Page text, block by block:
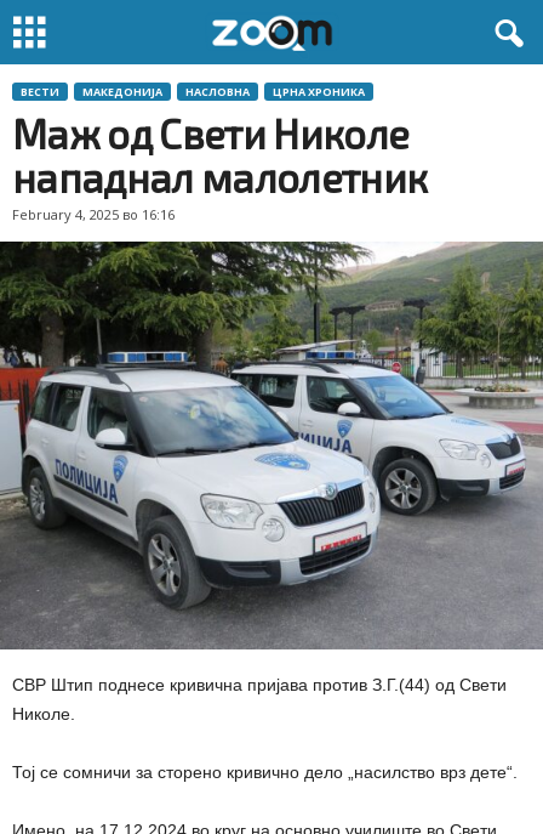
ВЕСТИ МАКЕДОНИЈА НАСЛОВНА ЦРНА ХРОНИКА
Маж од Свети Николе
нападнал малолетник
February 4, 2025 во 16:16
СВР Штип поднесе кривична пријава против З.Г.(44) од Свети
Николе.
Тој се сомничи за сторено кривично дело „насилство врз дете“.